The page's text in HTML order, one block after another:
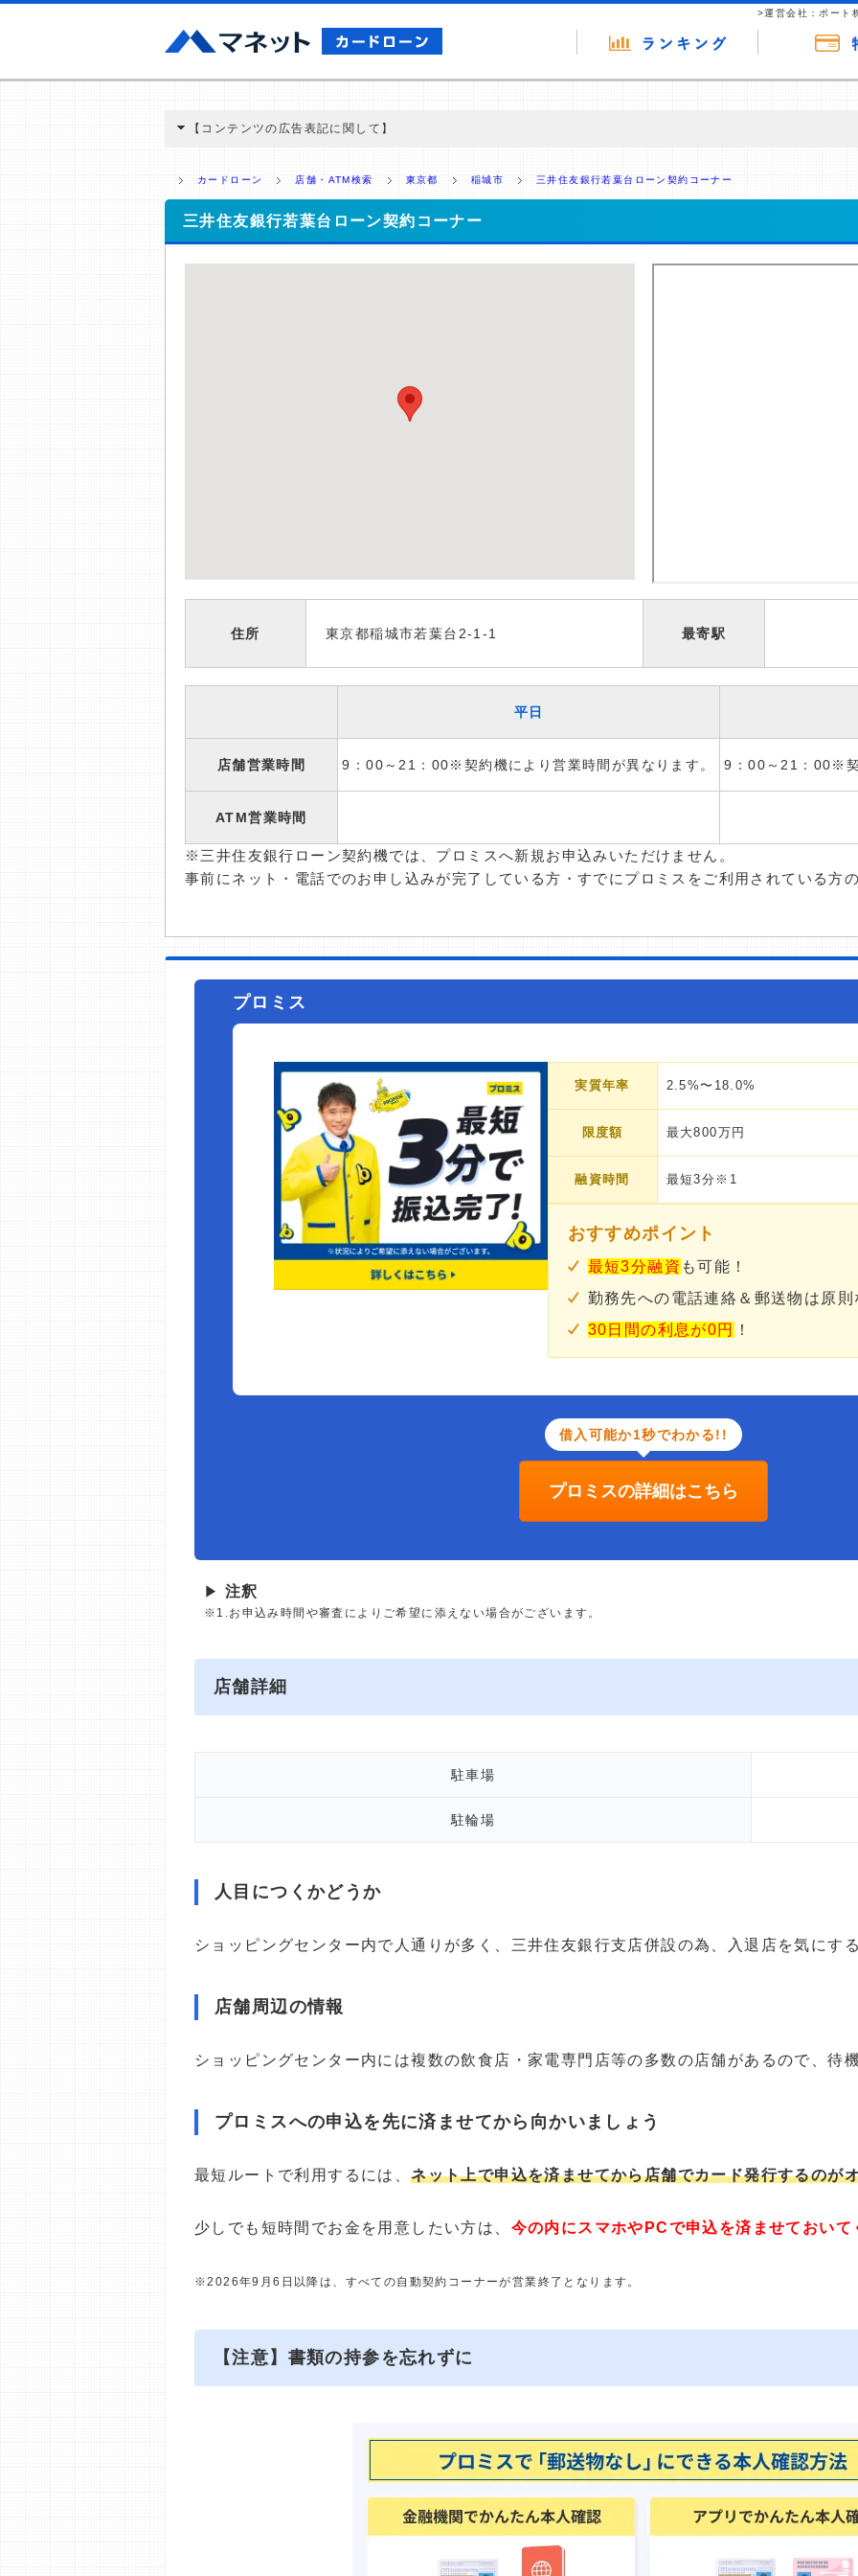
>運営会社：ポート
【コンテンツの広告表記に関して】
ミ収集などに基づき、公平性を担保した情報提供を行っています。
>提携企業一覧
カードローン 店舗・ATM検索 東京都 稲城市 三井住友銀行若葉台ローン契約コーナー
三井住友銀行若葉台ローン契約コーナー
住所 東京都稲城市若葉台2-1-1 最寄駅
平日
店舗営業時間 9：00～21：00※契約機により営業時間が異なります。 9：00～21：00※
ATM営業時間
※三井住友銀行ローン契約機では、プロミスへ新規お申込みいただけません。
事前にネット・電話でのお申し込みが完了している方・すでにプロミスをご利用されている方
プロミス
実質年率 2.5%〜18.0%
限度額 最大800万円
融資時間 最短3分※1
おすすめポイント
最短3分融資 も可能！
勤務先への電話連絡＆郵送物は原則
30日間の利息が0円
！
借入可能か1秒でわかる!!
プロミスの詳細はこちら
▶ 注釈
※1.お申込み時間や審査によりご希望に添えない場合がございます。
店舗詳細
駐車場
駐輪場
人目につくかどうか
ショッピングセンター内で人通りが多く、三井住友銀行支店併設の為、入退店を気にす
店舗周辺の情報
ショッピングセンター内には複数の飲食店・家電専門店等の多数の店舗があるので、待
プロミスへの申込を先に済ませてから向かいましょう
最短ルートで利用するには、ネット上で申込を済ませてから店舗でカード発行するのが
少しでも短時間でお金を用意したい方は、 今の内にスマホやPCで申込を済ませておいて
※2026年9月6日以降は、すべての自動契約コーナーが営業終了となります。
【注意】書類の持参を忘れずに